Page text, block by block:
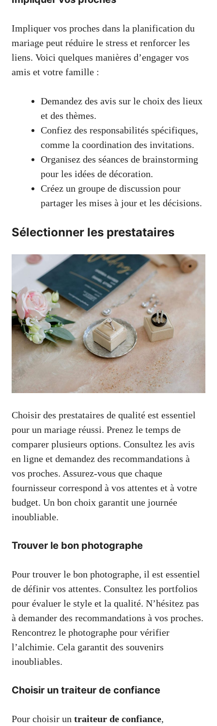
Impliquer vos proches dans la planification du
mariage peut réduire le stress et renforcer les
liens. Voici quelques manières d’engager vos
amis et votre famille :
Demandez des avis sur le choix des lieux
et des thèmes.
Confiez des responsabilités spécifiques,
comme la coordination des invitations.
Organisez des séances de brainstorming
pour les idées de décoration.
Créez un groupe de discussion pour
partager les mises à jour et les décisions.
Sélectionner les prestataires
Choisir des prestataires de qualité est essentiel
pour un mariage réussi. Prenez le temps de
comparer plusieurs options. Consultez les avis
en ligne et demandez des recommandations à
vos proches. Assurez-vous que chaque
fournisseur correspond à vos attentes et à votre
budget. Un bon choix garantit une journée
inoubliable.
Trouver le bon photographe
Pour trouver le bon photographe, il est essentiel
de définir vos attentes. Consultez les portfolios
pour évaluer le style et la qualité. N’hésitez pas
à demander des recommandations à vos proches.
Rencontrez le photographe pour vérifier
l’alchimie. Cela garantit des souvenirs
inoubliables.
Choisir un traiteur de confiance
Pour choisir un traiteur de confiance,